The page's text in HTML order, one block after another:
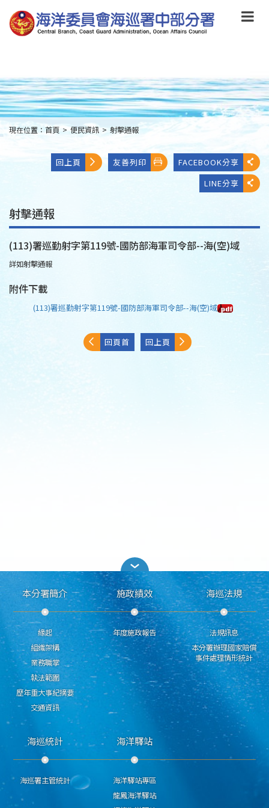
到
主
要
to
main
content
:::
現在位置： 首頁 > 便民資訊 > 射擊通報
回上頁 友善列印
FACEBOOK分享
LINE分享
射擊通報
(113)署巡勤射字第119號-國防部海軍司令部--海(空)域
詳如射擊通報
附件下載
(113)署巡勤射字第119號-國防部海軍司令部--海(空)域
回頁首 回上頁
本分署簡介
緣起
組織架構
業務職掌
執法範圍
歷年重大事紀摘要
交通資訊
施政績效
年度施政報告
海巡法規
法規訊息
本分署辦理國家賠償
事件處理情形統計
海巡統計
海巡署主管統計
海洋驛站
海洋驛站專區
龍鳳海洋驛站